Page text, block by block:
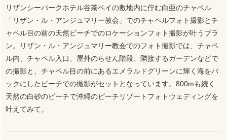
リザンシーパークホテル谷茶ベイの敷地内に佇む白亜のチャペル
「リザン・ル・アンジュマリー教会」でのチャペルフォト撮影とチ
ャペル目の前の天然ビーチでのロケーションフォト撮影が叶うプラ
ン。リザン・ル・アンジュマリー教会でのフォト撮影では、チャペ
ル内、チャペル入口、屋外のらせん階段、隣接するガーデンなどで
の撮影と、チャペル目の前にあるエメラルドグリーンに輝く海をバ
ックにしたビーチでの撮影がセットとなっています。800mも続く
天然の白砂のビーチで沖縄のビーチリゾートフォトウェディングを
叶えてみて。